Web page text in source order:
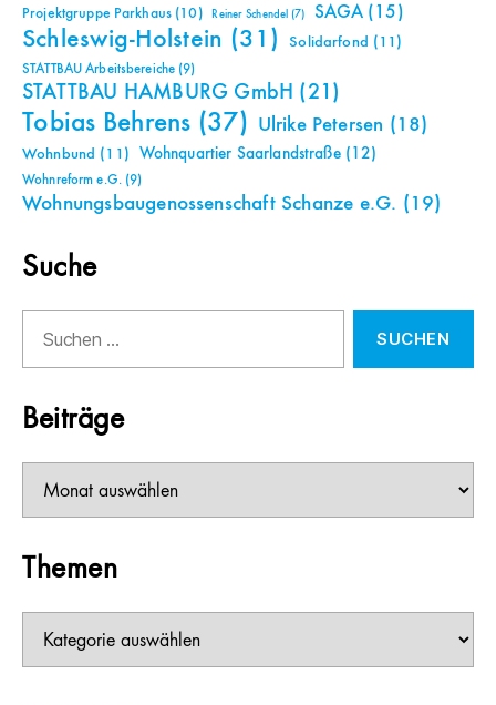
Projektgruppe Parkhaus (10) Reiner Schendel (7) SAGA(15)
Schleswig-Holstein (31) Solidarfond (11)
STATTBAU Arbeitsbereiche (9)
STATTBAU HAMBURG GmbH (21)
Tobias Behrens (37) Ulrike Petersen (18)
Wohnbund (11) Wohnquartier Saarlandstraße(12)
Wohnreform e.G.(9)
Wohnungsbaugenossenschaft Schanze e.G. (19)
Suche
nach:
Beiträge
Themen